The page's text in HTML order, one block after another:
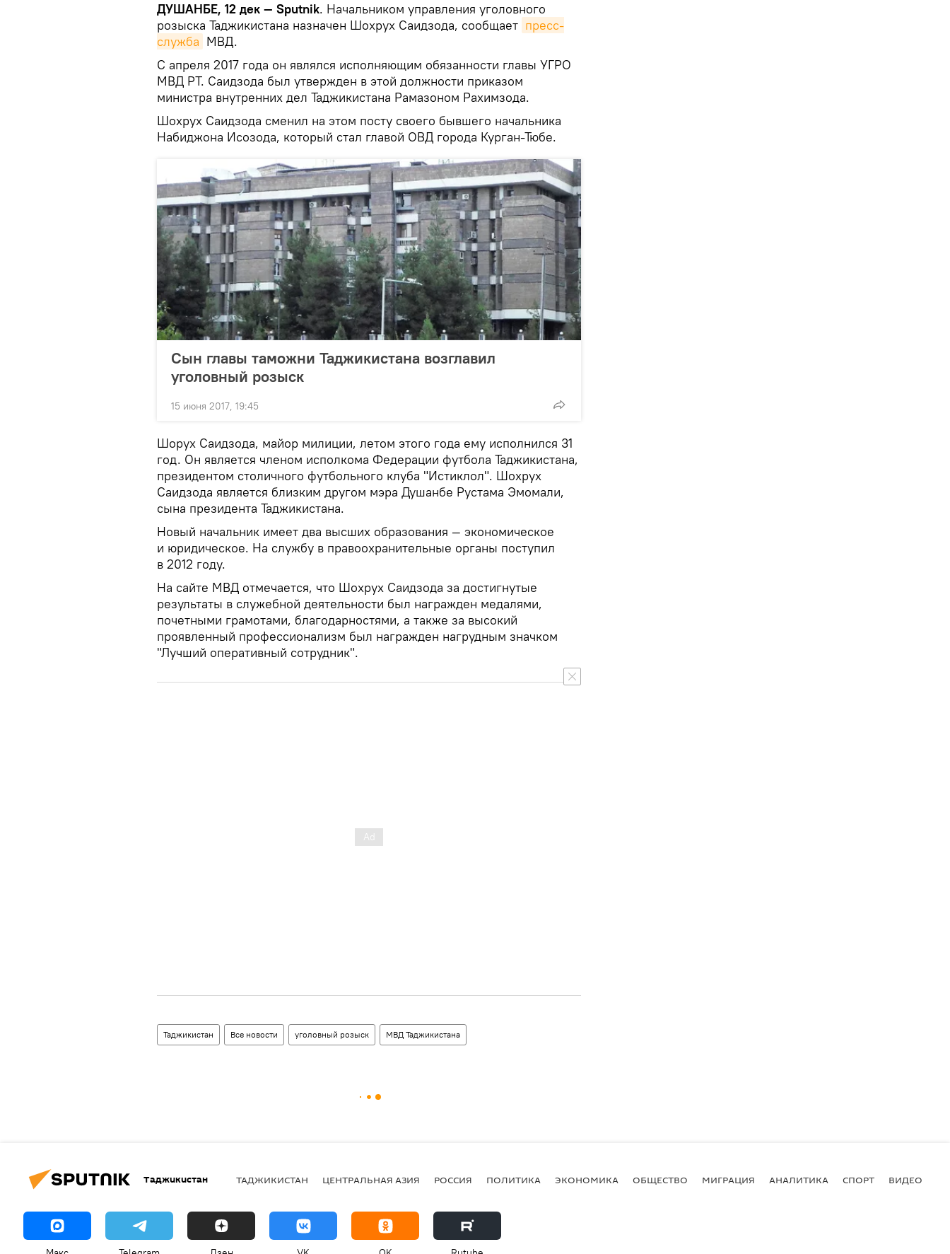
ДУШАНБЕ, 12 дек — Sputnik. Начальником управления уголовного
розыска Таджикистана назначен Шохрух Саидзода, сообщает пресс-
служба МВД.
С апреля 2017 года он являлся исполняющим обязанности главы УГРО
МВД РТ. Саидзода был утвержден в этой должности приказом
министра внутренних дел Таджикистана Рамазоном Рахимзода.
Шохрух Саидзода сменил на этом посту своего бывшего начальника
Набиджона Исозода, который стал главой ОВД города Курган-Тюбе.
Сын главы таможни Таджикистана возглавил
уголовный розыск
15 июня 2017, 19:45
Шорух Саидзода, майор милиции, летом этого года ему исполнился 31
год. Он является членом исполкома Федерации футбола Таджикистана,
президентом столичного футбольного клуба "Истиклол". Шохрух
Саидзода является близким другом мэра Душанбе Рустама Эмомали,
сына президента Таджикистана.
Новый начальник имеет два высших образования — экономическое
и юридическое. На службу в правоохранительные органы поступил
в 2012 году.
На сайте МВД отмечается, что Шохрух Саидзода за достигнутые
результаты в служебной деятельности был награжден медалями,
почетными грамотами, благодарностями, а также за высокий
проявленный профессионализм был награжден нагрудным значком
"Лучший оперативный сотрудник".
Таджикистан Все новости уголовный розыск МВД Таджикистана
Таджикистан ТАДЖИКИСТАН ЦЕНТРАЛЬНАЯ АЗИЯ РОССИЯ ПОЛИТИКА ЭКОНОМИКА ОБЩЕСТВО МИГРАЦИЯ АНАЛИТИКА СПОРТ ВИДЕО